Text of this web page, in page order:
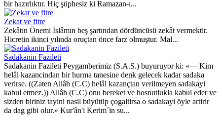
bir hazırlıktır. Hiç şüphesiz ki Ramazan-ı...
Zekat ve fitre
Zekâtın Önemi İslâmın beş şartından dördüncüsü zekât vermektir.
Hicretin ikinci yılında oruçtan önce farz olmuştur. Mal...
Sadakanin Fazileti
Sadakanin Fazileti Peygamberimiz (S.A.S.) buyuruyor ki: «— Kim
helâl kazancindan bir hurma tanesine denk gelecek kadar sadaka
verirse. ((Zaten Allâh (C.C) helâl kazançtan verilmeyen sadakayi
kabul etmez.)) Allâh (C.C) onu bereket ve hosnutlukla kabul eder ve
sizden biriniz tayini nasil büyütüp çogaltirsa o sadakayi öyle artirir
da dag gibi olur.» Kur'ân'i Kerim´in su...